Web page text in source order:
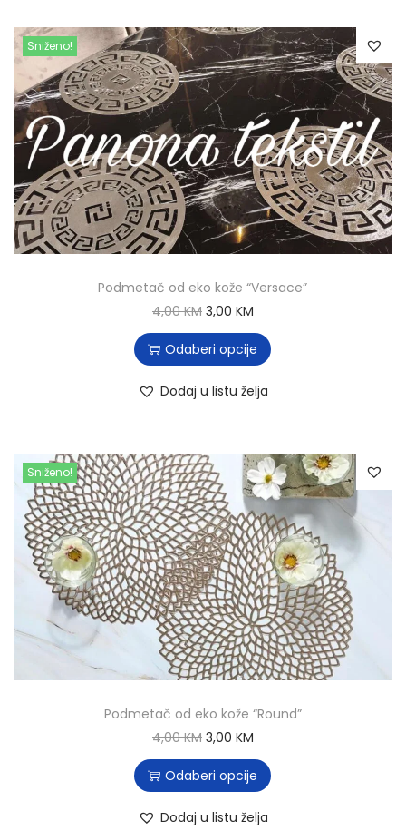
Sniženo!
Podmetač od eko kože “Versace”
4,00KM 3,00 KM
Odaberi opcije
Dodaj u listu želja
Sniženo!
Podmetač od eko kože “Round”
4,00KM 3,00 KM
Odaberi opcije
Dodaj u listu želja